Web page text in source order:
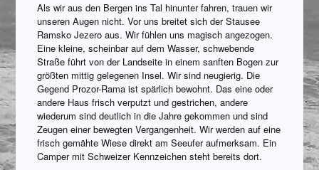
Als wir aus den Bergen ins Tal hinunter fahren, trauen wir
unseren Augen nicht. Vor uns breitet sich der Stausee
Ramsko Jezero aus. Wir fühlen uns magisch angezogen.
Eine kleine, scheinbar auf dem Wasser, schwebende
Straße führt von der Landseite in einem sanften Bogen zur
größten mittig gelegenen Insel. Wir sind neugierig. Die
Gegend Prozor-Rama ist spärlich bewohnt. Das eine oder
andere Haus frisch verputzt und gestrichen, andere
wiederum sind deutlich in die Jahre gekommen und sind
Zeugen einer bewegten Vergangenheit. Wir werden auf eine
frisch gemähte Wiese direkt am Seeufer aufmerksam. Ein
Camper mit Schweizer Kennzeichen steht bereits dort.